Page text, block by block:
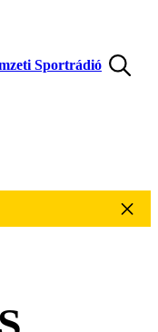
Sportrádió